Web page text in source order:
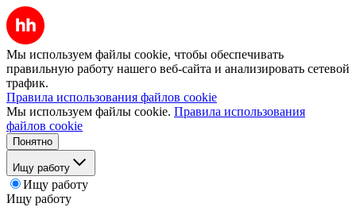
Мы используем файлы cookie, чтобы обеспечивать
правильную работу нашего веб-сайта и анализировать сетевой
трафик.
Правила использования файлов cookie
Мы используем файлы cookie. Правила использования
файлов cookie
Понятно
Ищу работу
Ищу работу
Ищу работу